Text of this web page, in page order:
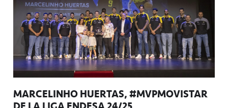
MARCELINHO HUERTAS, #MVPMOVISTAR